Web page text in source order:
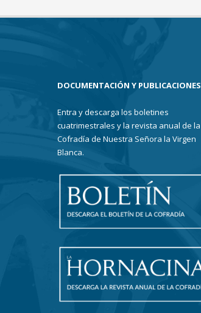
DOCUMENTACIÓN Y PUBLICACIONES
Entra y descarga los boletines
cuatrimestrales y la revista anual de la
Cofradía de Nuestra Señora la Virgen
Blanca.